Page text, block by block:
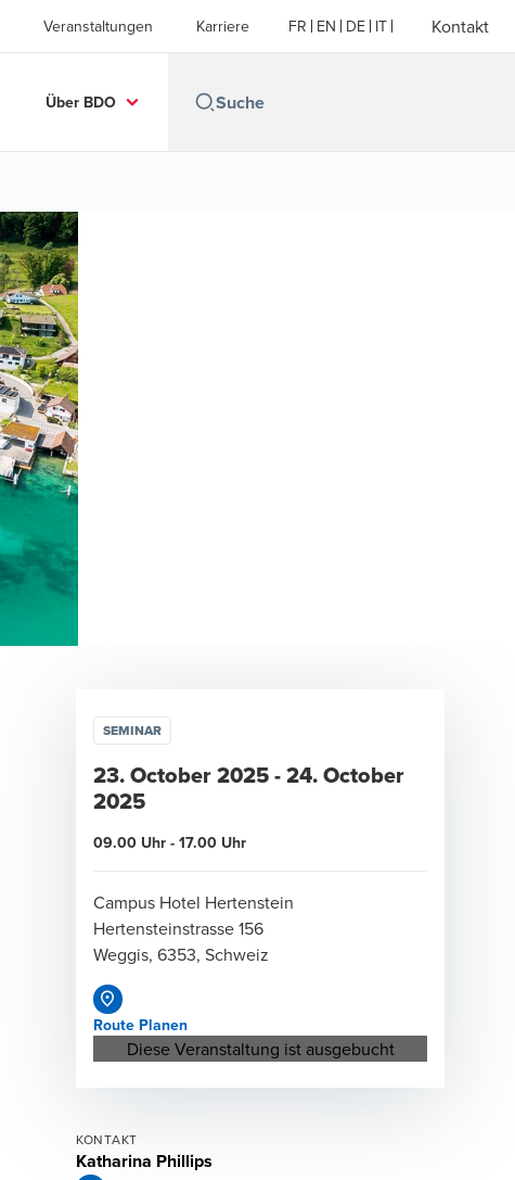
Veranstaltungen Karriere FR EN DE IT Kontakt
Über BDO
SEMINAR
23. October 2025-24. October
2025
09.00 Uhr - 17.00 Uhr
Campus Hotel Hertenstein
Hertensteinstrasse 156
Weggis, 6353, Schweiz
Route Planen
Diese Veranstaltung ist ausgebucht
Opens in a new window/tab
KONTAKT
Katharina Phillips